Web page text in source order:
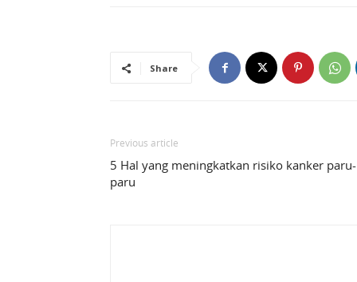
Share
Previous article
5 Hal yang meningkatkan risiko kanker paru-
paru